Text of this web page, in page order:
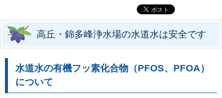
高丘・錦多峰浄水場の水道水は安全です
水道水の有機フッ素化合物（PFOS、PFOA）
について